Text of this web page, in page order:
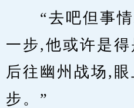
“去吧但事情
一步,他或许是
后往幽州战场,
步。”